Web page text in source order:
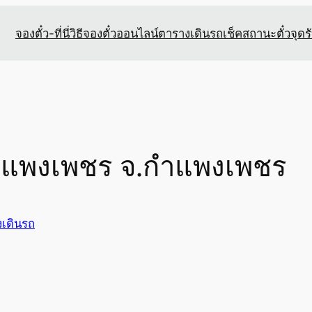
จองตั๋ว-ที่นี่วิธีจองตั๋วออนไลน์ตารางเดินรถเช็คสถานะตั๋วจุด
พงเพชร จ.กำแพงเพชร
ดินรถ